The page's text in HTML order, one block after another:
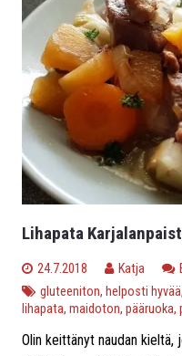
Lihapata
24.7.2018 Katja
gluteeniton, helposti hyvää,
lihapata, maidoton, pääruoka,
Olin keittänyt naudan